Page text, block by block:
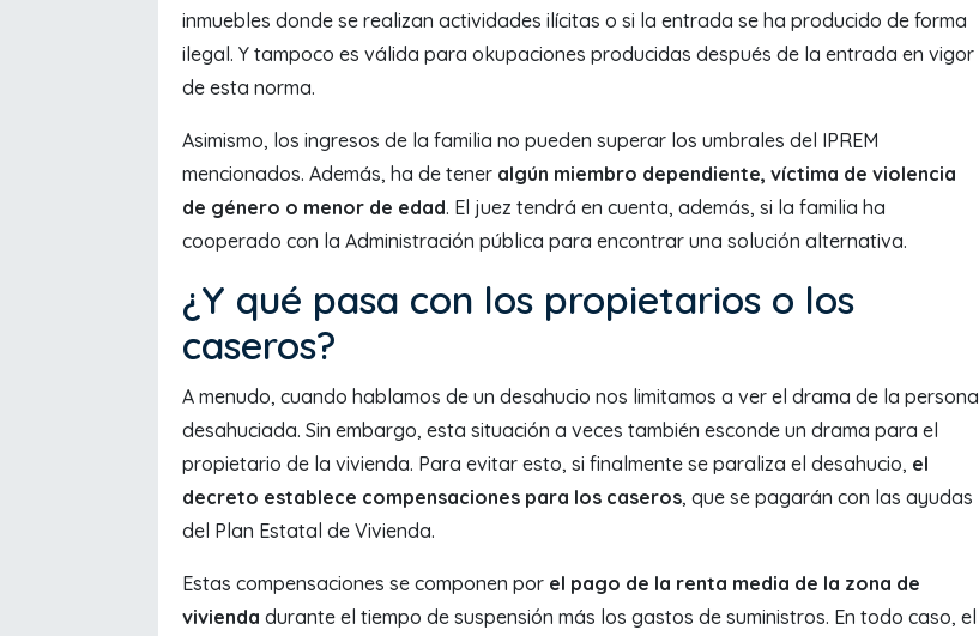
inmuebles donde se realizan actividades ilícitas o si la entrada se ha producido de forma
ilegal. Y tampoco es válida para okupaciones producidas después de la entrada en vigor
de esta norma.
Asimismo, los ingresos de la familia no pueden superar los umbrales del IPREM
mencionados. Además, ha de tener algún miembro dependiente, víctima de violencia
de género o menor de edad. El juez tendrá en cuenta, además, si la familia ha
cooperado con la Administración pública para encontrar una solución alternativa.
¿Y qué pasa con los propietarios o los
caseros?
A menudo, cuando hablamos de un desahucio nos limitamos a ver el drama de la persona
desahuciada. Sin embargo, esta situación a veces también esconde un drama para el
propietario de la vivienda. Para evitar esto, si finalmente se paraliza el desahucio, el
decreto establece compensaciones para los caseros, que se pagarán con las ayudas
del Plan Estatal de Vivienda.
Estas compensaciones se componen por el pago de la renta media de la zona de
vivienda durante el tiempo de suspensión más los gastos de suministros. En todo caso, el